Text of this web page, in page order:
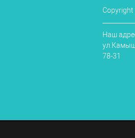
Наш
78-31